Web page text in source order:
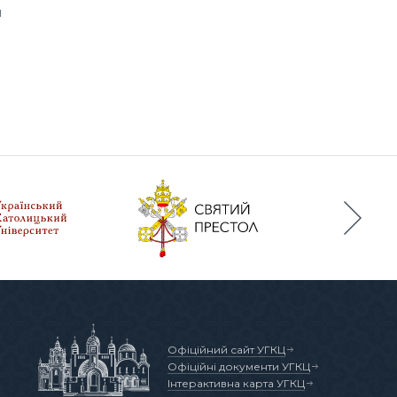
Офіційний сайт УГКЦ
Офіційні документи УГКЦ
Інтерактивна карта УГКЦ